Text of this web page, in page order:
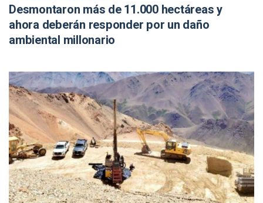
Desmontaron más de 11.000 hectáreas y
ahora deberán responder por un daño
ambiental millonario